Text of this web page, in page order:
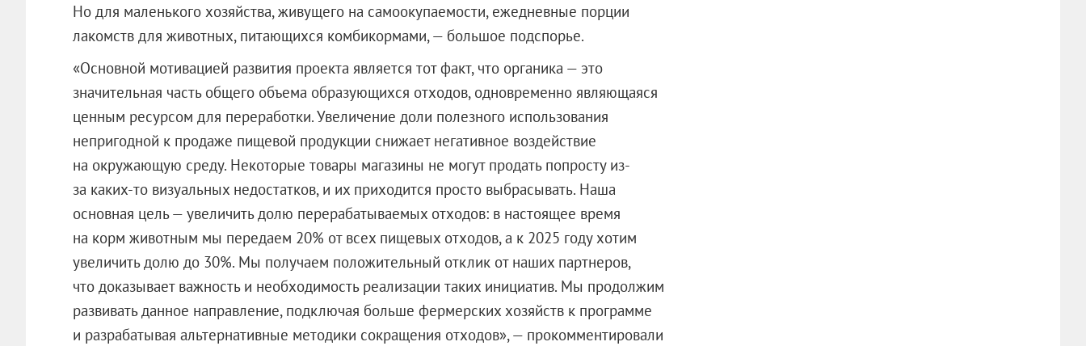
Но для маленького хозяйства, живущего на самоокупаемости, ежедневные порции
лакомств для животных, питающихся комбикормами, — большое подспорье.
«Основной мотивацией развития проекта является тот факт, что органика — это
значительная часть общего объема образующихся отходов, одновременно являющаяся
ценным ресурсом для переработки. Увеличение доли полезного использования
непригодной к продаже пищевой продукции снижает негативное воздействие
на окружающую среду. Некоторые товары магазины не могут продать попросту из-
за каких-то визуальных недостатков, и их приходится просто выбрасывать. Наша
основная цель — увеличить долю перерабатываемых отходов: в настоящее время
на корм животным мы передаем 20% от всех пищевых отходов, а к 2025 году хотим
увеличить долю до 30%. Мы получаем положительный отклик от наших партнеров,
что доказывает важность и необходимость реализации таких инициатив. Мы продолжим
развивать данное направление, подключая больше фермерских хозяйств к программе
и разрабатывая альтернативные методики сокращения отходов», — прокомментировали